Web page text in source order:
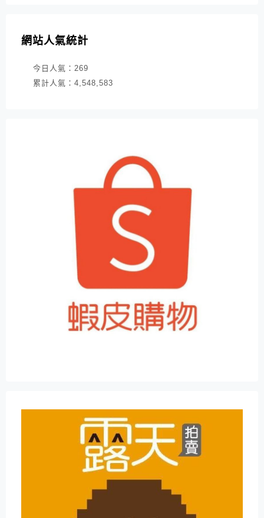
網站人氣統計
今日人氣： 269
累計人氣： 4,548,583